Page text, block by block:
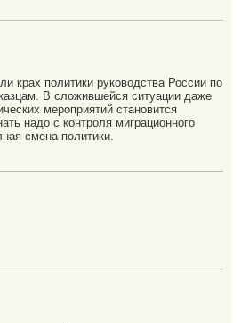
крах политики руководства России по
В сложившейся ситуации даже
мероприятий становится
надо с контроля миграционного
смена политики.